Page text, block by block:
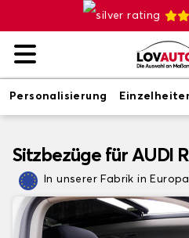
Personalisierung
Sitzbezüge für AUDI
In unserer Fabrik in